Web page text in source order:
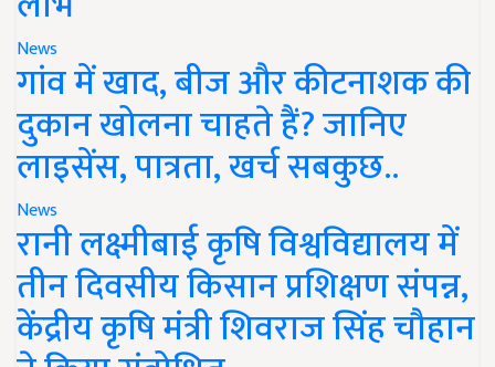
News
गांव में खाद, बीज और कीटनाशक की
दुकान खोलना चाहते हैं? जानिए
लाइसेंस, पात्रता, खर्च सबकुछ..
News
रानी लक्ष्मीबाई कृषि विश्वविद्यालय में
तीन दिवसीय किसान प्रशिक्षण संपन्न,
केंद्रीय कृषि मंत्री शिवराज सिंह चौहान